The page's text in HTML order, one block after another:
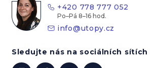
+420 778 777 052
info@utopy.cz
Sledujte nás na sociálních sítích